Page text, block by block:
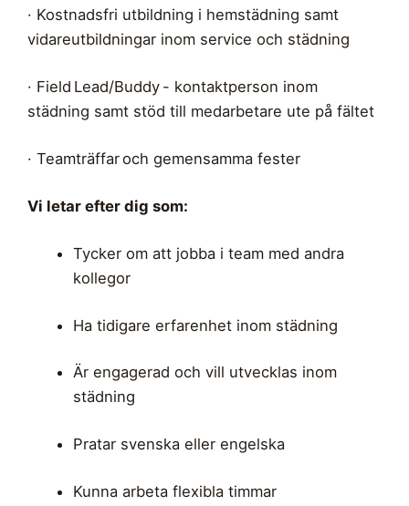
· Kostnadsfri utbildning i hemstädning samt
vidareutbildningar inom service och städning
· Field Lead/Buddy - kontaktperson inom
städning samt stöd till medarbetare ute på fältet
· Teamträffar och gemensamma fester
Vi letar efter dig som:
Tycker om att jobba i team med andra
kollegor
Ha tidigare erfarenhet inom städning
Är engagerad och vill utvecklas inom
städning
Pratar svenska eller engelska
Kunna arbeta flexibla timmar